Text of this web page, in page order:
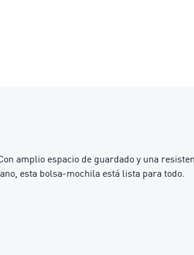
amplio espacio de guardado y una
esta bolsa-mochila está lista para todo.